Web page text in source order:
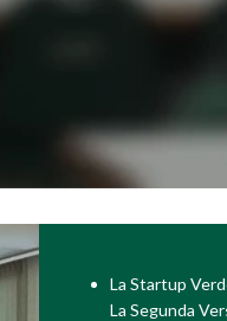
La Startup
La Segunda